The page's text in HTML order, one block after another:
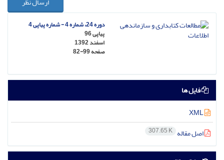
دوره 24، شماره 4 - شماره پیاپی 4
پیاپی 96
اسفند 1392
صفحه82-99
فایل ها
اصل مقاله 307.65 K